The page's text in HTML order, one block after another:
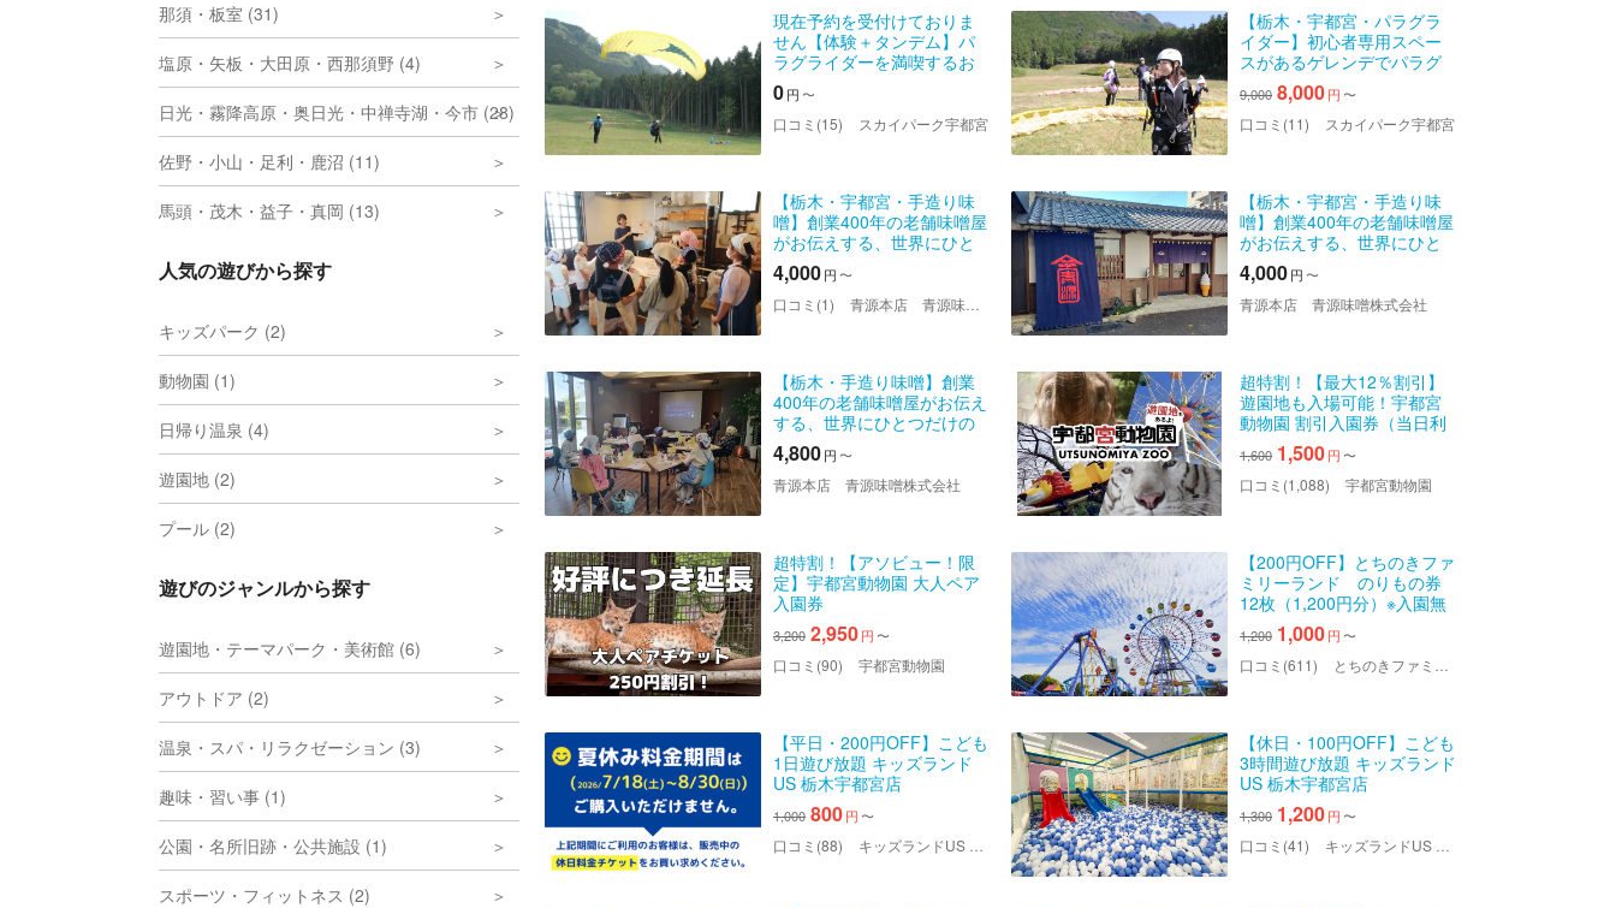
那須・板室 (31)
塩原・矢板・大田原・西那須野 (4)
日光・霧降高原・奥日光・中禅寺湖・今市 (28)
佐野・小山・足利・鹿沼 (11)
馬頭・茂木・益子・真岡 (13)
人気の遊びから探す
キッズパーク (2)
動物園 (1)
日帰り温泉 (4)
遊園地 (2)
プール (2)
遊びのジャンルから探す
遊園地・テーマパーク・美術館 (6)
アウトドア (2)
温泉・スパ・リラクゼーション (3)
趣味・習い事 (1)
公園・名所旧跡・公共施設 (1)
スポーツ・フィットネス (2)
現在予約を受付けておりま
せん【体験＋タンデム】パ
ラグライダーを満喫するお
得なセットプラン！
0円 〜
口コミ(15) スカイパーク宇都宮
【栃木・宇都宮・パラグラ
イダー】初心者専用スペー
スがあるゲレンデでパラグ
ライダー体験！
9,000 8,000円 〜
口コミ(11) スカイパーク宇都宮
【栃木・宇都宮・手造り味
噌】創業400年の老舗味噌屋
がお伝えする、世界にひと
つだけの手造り味噌仕込み
体験。親子で一緒に豊かな
食育体験をしてみません
4,000円 〜
口コミ(1) 青源本店 青源味噌株式会社
【栃木・宇都宮・手造り味
噌】創業400年の老舗味噌屋
がお伝えする、世界にひと
つだけの手造り味噌仕込み
体験。初めての方もしっか
りサポートいたします！
4,000円 〜
青源本店 青源味噌株式会社
【栃木・手造り味噌】創業
400年の老舗味噌屋がお伝え
する、世界にひとつだけの
手造り味噌仕込み体験。米
麹だけでなく麦麹や大豆麹
を使った配合割合の異なる
4,800円 〜
青源本店 青源味噌株式会社
超特割！【最大12％割引】
遊園地も入場可能！宇都宮
動物園 割引入園券（当日利
用可）
1,600 1,500円 〜
口コミ(1,088) 宇都宮動物園
超特割！【アソビュー！限
定】宇都宮動物園 大人ペア
入園券
3,200 2,950円 〜
口コミ(90) 宇都宮動物園
【200円OFF】とちのきファ
ミリーランド のりもの券
12枚（1,200円分）※入園無
1,200 1,000円 〜
口コミ(611) とちのきファミリーランド
【平日・200円OFF】こども
1日遊び放題 キッズランド
US 栃木宇都宮店
1,000 800円 〜
口コミ(88) キッズランドUS 栃木宇都宮店
【休日・100円OFF】こども
3時間遊び放題 キッズランド
US 栃木宇都宮店
1,300 1,200円 〜
口コミ(41) キッズランドUS 栃木宇都宮店